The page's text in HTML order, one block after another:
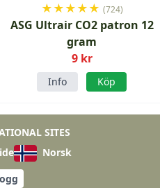
★★★★★ (724)
ASG Ultrair CO2 patron 12
gram
9 kr
Info Köp
SITES
Norsk